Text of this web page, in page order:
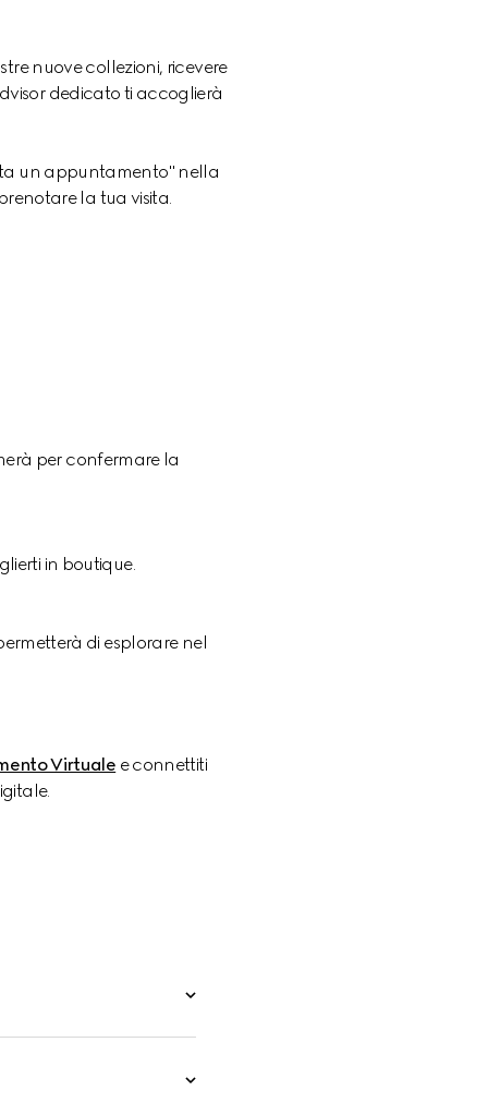
nuove collezioni, ricevere
dedicato ti accoglierà
un appuntamento" nella
la tua visita.
per confermare la
in boutique.
di esplorare nel
Virtuale e connettiti